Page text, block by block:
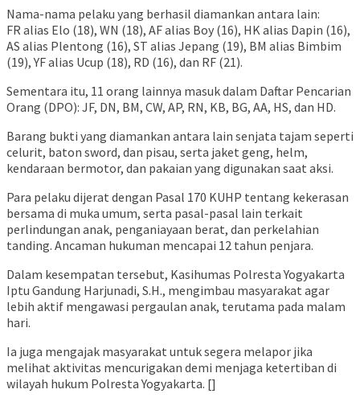
Nama-nama pelaku yang berhasil diamankan antara lain:
FR alias Elo (18), WN (18), AF alias Boy (16), HK alias Dapin (16),
AS alias Plentong (16), ST alias Jepang (19), BM alias Bimbim
(19), YF alias Ucup (18), RD (16), dan RF (21).
Sementara itu, 11 orang lainnya masuk dalam Daftar Pencarian
Orang (DPO): JF, DN, BM, CW, AP, RN, KB, BG, AA, HS, dan HD.
Barang bukti yang diamankan antara lain senjata tajam seperti
celurit, baton sword, dan pisau, serta jaket geng, helm,
kendaraan bermotor, dan pakaian yang digunakan saat aksi.
Para pelaku dijerat dengan Pasal 170 KUHP tentang kekerasan
bersama di muka umum, serta pasal-pasal lain terkait
perlindungan anak, penganiayaan berat, dan perkelahian
tanding. Ancaman hukuman mencapai 12 tahun penjara.
Dalam kesempatan tersebut, Kasihumas Polresta Yogyakarta
Iptu Gandung Harjunadi, S.H., mengimbau masyarakat agar
lebih aktif mengawasi pergaulan anak, terutama pada malam
hari.
Ia juga mengajak masyarakat untuk segera melapor jika
melihat aktivitas mencurigakan demi menjaga ketertiban di
wilayah hukum Polresta Yogyakarta. []